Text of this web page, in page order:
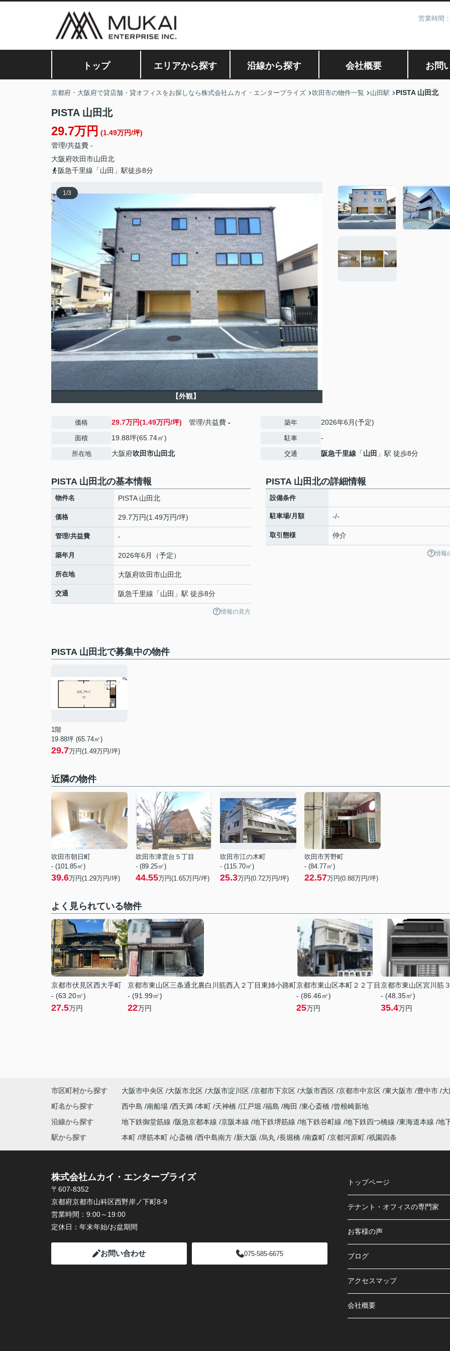
営業時間
トップ エリアから探す 沿線から探す 会社概要 お問
京都府・大阪府で貸店舗・貸オフィスをお探しなら株式会社ムカイ・エンタープライズ 吹田市の物件一覧 山田駅 PISTA 山田北
PISTA 山田北
29.7万円 (1.49万円/坪)
管理/共益費 -
大阪府吹田市山田北
阪急千里線「山田」駅徒歩8分
1/3
【外観】
価格 29.7万円(1.49万円/坪) 管理/共益費 -
面積 19.88坪(65.74㎡)
所在地 大阪府吹田市山田北
築年 2026年6月(予定)
駐車 -
交通 阪急千里線 「山田 」駅 徒歩8分
PISTA 山田北の基本情報
物件名 PISTA 山田北
価格 29.7万円(1.49万円/坪)
管理/共益費 -
築年月 2026年6月（予定）
所在地 大阪府吹田市山田北
交通 阪急千里線 「山田 」駅 徒歩8分
情報の見方
PISTA 山田北の詳細情報
設備条件
駐車場/月額 -/-
取引態様 仲介
情報
PISTA 山田北で募集中の物件
1階
19.88坪 (65.74㎡)
29.7万円(1.49万円/坪)
近隣の物件
吹田市朝日町
- (101.85㎡)
39.6万円(1.29万円/坪)
吹田市津雲台５丁目
- (89.25㎡)
44.55万円(1.65万円/坪)
吹田市江の木町
- (115.70㎡)
25.3万円(0.72万円/坪)
吹田市芳野町
- (84.77㎡)
22.57万円(0.88万円/坪)
よく見られている物件
京都市伏見区西大手町
- (63.20㎡)
27.5万円
京都市東山区三条通北裏白川筋西入２丁目東姉小路町
- (91.99㎡)
22万円
京都市東山区本町２２丁目
- (86.46㎡)
25万円
京都市東山区宮川筋
- (48.35㎡)
35.4万円
市区町村から探す 大阪市中央区 大阪市北区 大阪市淀川区 京都市下京区 大阪市西区 京都市中京区 東大阪市 豊中市
町名から探す
西中島 南船場 西天満 本町 天神橋 江戸堀 福島 梅田 東心斎橋
曾根崎新地
沿線から探す
地下鉄御堂筋線 阪急京都本線 京阪本線 地下鉄堺筋線 地下鉄谷町線 地下鉄四つ橋線 東海道本線 地
駅から探す
本町 堺筋本町 心斎橋 西中島南方 新大阪 烏丸 長堀橋 南森町 京都河原町 祇園四条
株式会社ムカイ・エンタープライズ
〒607-8352
京都府京都市山科区西野岸ノ下町8-9
営業時間： 9:00～19:00
定休日： 年末年始/お盆期間
お問い合わせ 075-585-6675
トップページ
テナント・オフィスの専門家
お客様の声
ブログ
アクセスマップ
会社概要